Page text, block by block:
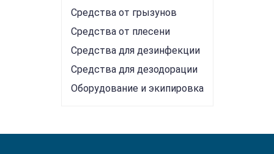
Средства от грызунов
Средства от плесени
Средства для дезинфекции
Средства для дезодорации
Оборудование и экипировка